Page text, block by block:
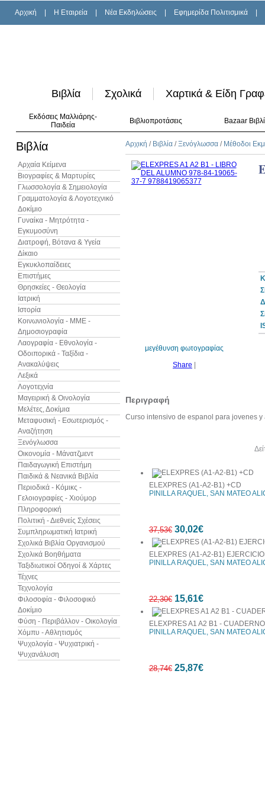
Αρχική H Εταιρεία Νέα Εκδηλώσεις Εφημερίδα Πολιτισμικά
Βιβλία Σχολικά Χαρτικά & Είδη
Εκδόσεις Μαλλιάρης-
Παιδεία
Βιβλιοπροτάσεις Bazaar
Βιβλία
Αρχαία Κείμενα
Βιογραφίες & Μαρτυρίες
Γλωσσολογία & Σημειολογία
Γραμματολογία & Λογοτεχνικό
Δοκίμιο
Γυναίκα - Μητρότητα -
Εγκυμοσύνη
Διατροφή, Βότανα & Υγεία
Δίκαιο
Εγκυκλοπαίδειες
Επιστήμες
Θρησκείες - Θεολογία
Ιατρική
Ιστορία
Κοινωνιολογία - ΜΜΕ -
Δημοσιογραφία
Λαογραφία - Εθνολογία -
Οδοιπορικά - Ταξίδια -
Ανακαλύψεις
Λεξικά
Λογοτεχνία
Μαγειρική & Οινολογία
Μελέτες, Δοκίμια
Μεταφυσική - Εσωτερισμός -
Αναζήτηση
Ξενόγλωσσα
Οικονομία - Μάνατζμεντ
Παιδαγωγική Επιστήμη
Παιδικά & Νεανικά Βιβλία
Περιοδικά - Κόμικς -
Γελοιογραφίες - Χιούμορ
Πληροφορική
Πολιτική - Διεθνείς Σχέσεις
Συμπληρωματική Ιατρική
Σχολικά Βιβλία Οργανισμού
Σχολικά Βοηθήματα
Ταξιδιωτικοί Οδηγοί & Χάρτες
Τέχνες
Τεχνολογία
Φιλοσοφία - Φιλοσοφικό
Δοκίμιο
Φύση - Περιβάλλον - Οικολογία
Χόμπυ - Αθλητισμός
Ψυχολογία - Ψυχιατρική -
Ψυχανάλυση
Αρχική / Βιβλία /Ξενόγλωσσα / Μέθοδοι
μεγέθυνση φωτογραφίας
Share
Περιγραφή
Curso intensivo de espanol para jovenes
ELEXPRES (A1-A2-B1) +CD
PINILLA RAQUEL, SAN MATEO
37,53€ 30,02€
ELEXPRES (A1-A2-B1)
PINILLA RAQUEL, SAN MATEO
22,30€ 15,61€
ELEXPRES A1 A2 B1 -
PINILLA RAQUEL, SAN MATEO
28,74€ 25,87€